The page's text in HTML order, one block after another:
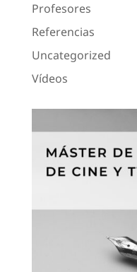
Profesores
Referencias
Uncategorized
Vídeos